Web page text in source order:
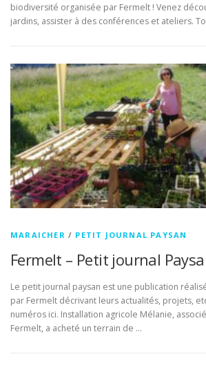
biodiversité organisée par Fermelt ! Venez
jardins, assister à des conférences et ateliers.
MARAICHER / PETIT JOURNAL PAYSAN
Fermelt – Petit journal
Le petit journal paysan est une publication
par Fermelt décrivant leurs actualités, projets,
numéros ici. Installation agricole Mélanie,
Fermelt, a acheté un terrain de …